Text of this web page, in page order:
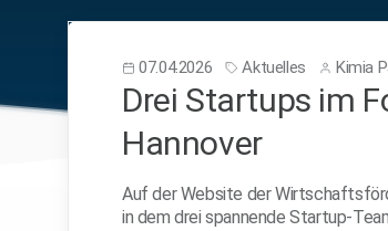
07.04.2026 Aktuelles Kimia
Drei Startups im
Hannover
Auf der Website der
in dem drei spannende Startup-